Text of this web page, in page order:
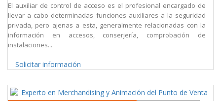
El auxiliar de control de acceso es el profesional encargado de
llevar a cabo determinadas funciones auxiliares a la seguridad
privada, pero ajenas a esta, generalmente relacionadas con la
información en accesos, conserjería, comprobación de
instalaciones...
Solicitar información